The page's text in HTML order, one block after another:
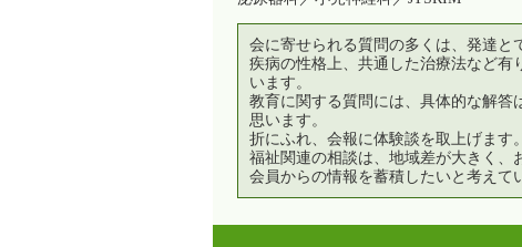
会に寄せられる質問の多くは、発達と
疾病の性格上、共通した治療法など有
います。
教育に関する質問には、具体的な解答
思います。
折にふれ、会報に体験談を取上げます。
福祉関連の相談は、地域差が大きく、
会員からの情報を蓄積したいと考えて